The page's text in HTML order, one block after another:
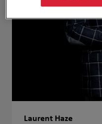
Laurent Haze